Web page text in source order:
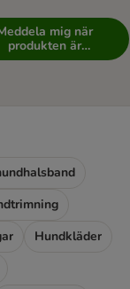
mig när
produkten är
tillgänglig
Hundkläder